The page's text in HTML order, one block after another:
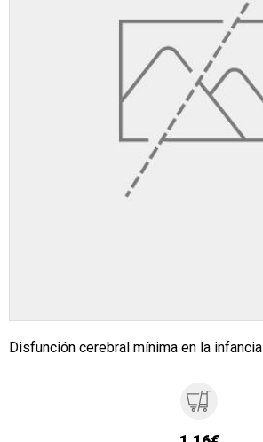
Disfunción cerebral mínima en la infancia